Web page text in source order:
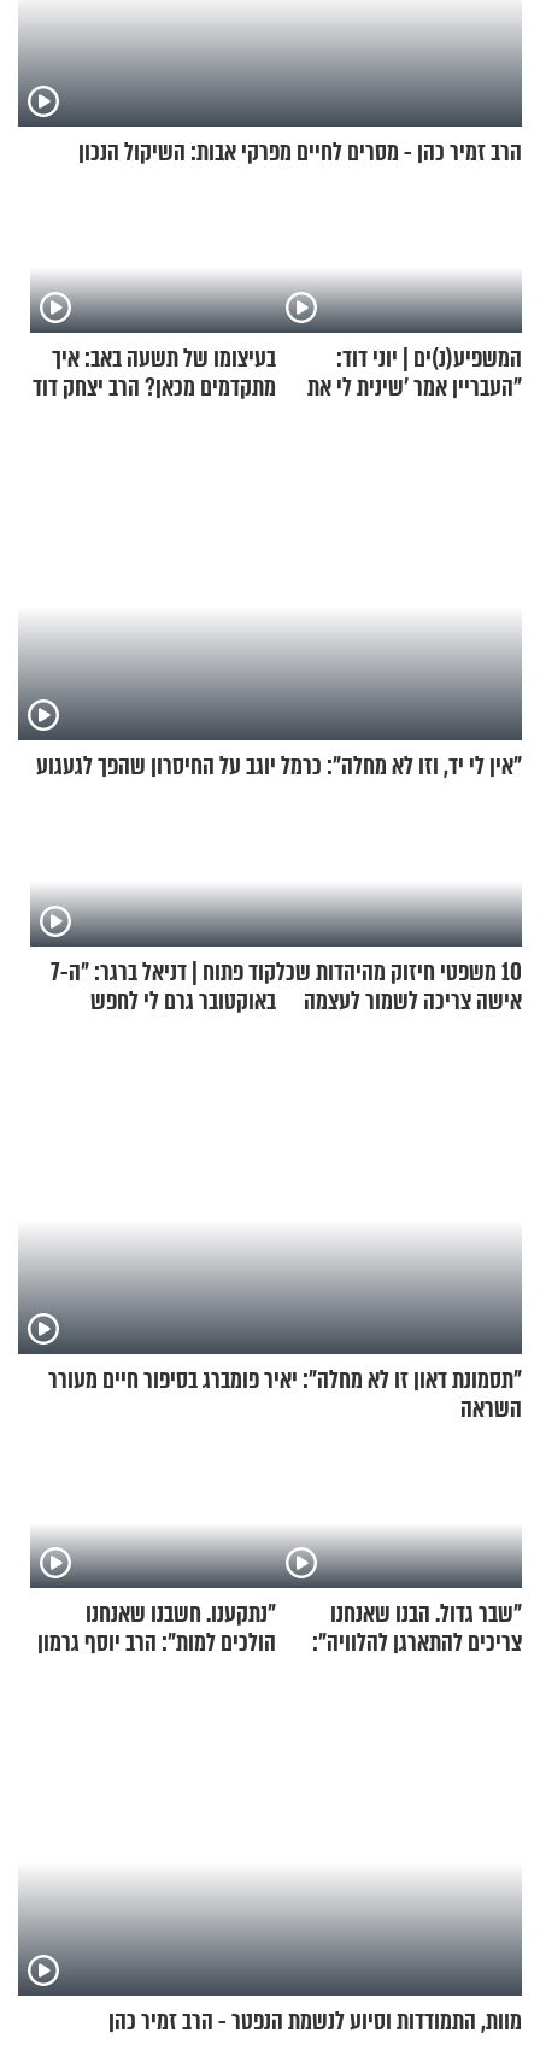
הרב זמיר כהן - מסרים לחיים מפרקי אבות: השיקול הנכון
המשפיע(נ)ים | יוני דוד:
"העבריין אמר 'שינית לי את
בעיצומו של תשעה באב: איך
מתקדמים מכאן? הרב יצחק דוד
"אין לי יד, וזו לא מחלה": כרמל יוגב על החיסרון שהפך לגעגוע
10 משפטי חיזוק מהיהדות שכל
אישה צריכה לשמור לעצמה
קוד פתוח | דניאל ברגר: "ה-7
באוקטובר גרם לי לחפש
"תסמונת דאון זו לא מחלה": יאיר פומברג בסיפור חיים מעורר
השראה
"שבר גדול. הבנו שאנחנו
צריכים להתארגן להלוויה":
"נתקענו. חשבנו שאנחנו
הולכים למות": הרב יוסף גרמון
מוות, התמודדות וסיוע לנשמת הנפטר - הרב זמיר כהן